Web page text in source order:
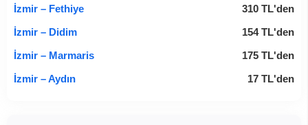
İzmir – Fethiye
310 TL'den
İzmir – Didim
154 TL'den
İzmir – Marmaris
175 TL'den
İzmir – Aydın
17 TL'den